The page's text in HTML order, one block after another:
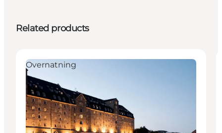
Related products
Overnatning